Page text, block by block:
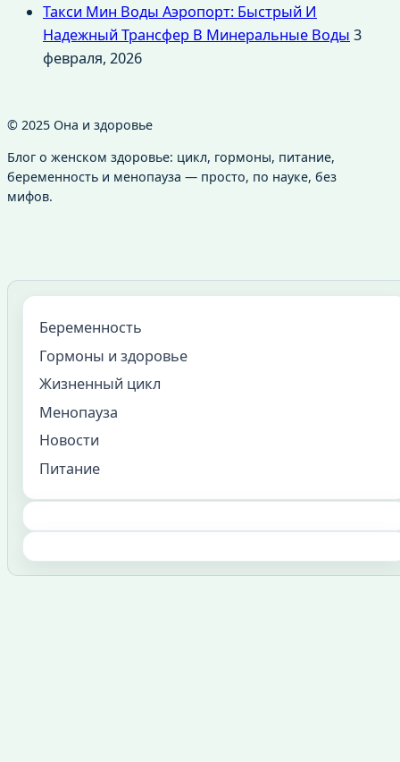
Такси Мин Воды Аэропорт: Быстрый И
Надежный Трансфер В Минеральные Воды 3
февраля, 2026
© 2025 Она и здоровье
Блог о женском здоровье: цикл, гормоны, питание,
беременность и менопауза — просто, по науке, без
мифов.
Беременность
Гормоны и здоровье
Жизненный цикл
Менопауза
Новости
Питание